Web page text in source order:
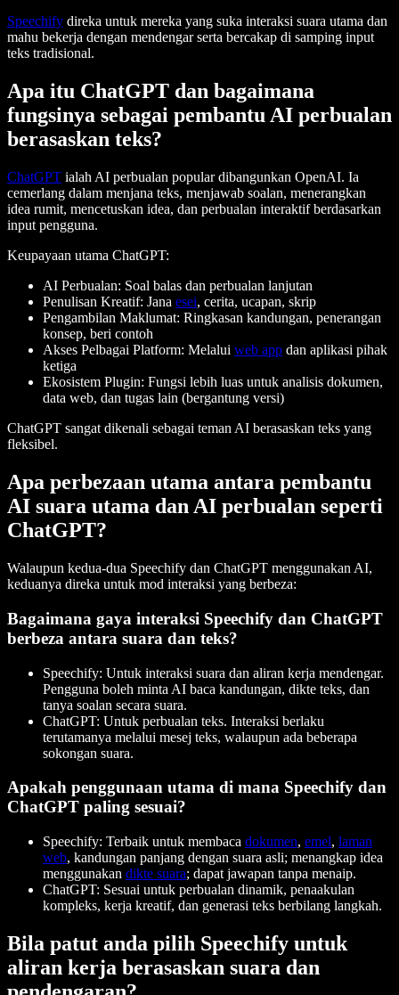
Speechify direka untuk mereka yang suka interaksi suara utama dan
mahu bekerja dengan mendengar serta bercakap di samping input
teks tradisional.
Apa itu ChatGPT dan bagaimana
fungsinya sebagai pembantu AI perbualan
berasaskan teks?
ChatGPT ialah AI perbualan popular dibangunkan OpenAI. Ia
cemerlang dalam menjana teks, menjawab soalan, menerangkan
idea rumit, mencetuskan idea, dan perbualan interaktif berdasarkan
input pengguna.
Keupayaan utama ChatGPT:
AI Perbualan: Soal balas dan perbualan lanjutan
Penulisan Kreatif: Jana esei, cerita, ucapan, skrip
Pengambilan Maklumat: Ringkasan kandungan, penerangan
konsep, beri contoh
Akses Pelbagai Platform: Melalui web app dan aplikasi pihak
ketiga
Ekosistem Plugin: Fungsi lebih luas untuk analisis dokumen,
data web, dan tugas lain (bergantung versi)
ChatGPT sangat dikenali sebagai teman AI berasaskan teks yang
fleksibel.
Apa perbezaan utama antara pembantu
AI suara utama dan AI perbualan seperti
ChatGPT?
Walaupun kedua-dua Speechify dan ChatGPT menggunakan AI,
keduanya direka untuk mod interaksi yang berbeza:
Bagaimana gaya interaksi Speechify dan ChatGPT
berbeza antara suara dan teks?
Speechify: Untuk interaksi suara dan aliran kerja mendengar.
Pengguna boleh minta AI baca kandungan, dikte teks, dan
tanya soalan secara suara.
ChatGPT: Untuk perbualan teks. Interaksi berlaku
terutamanya melalui mesej teks, walaupun ada beberapa
sokongan suara.
Apakah penggunaan utama di mana Speechify dan
ChatGPT paling sesuai?
Speechify: Terbaik untuk membaca dokumen, emel, laman
web, kandungan panjang dengan suara asli; menangkap idea
menggunakan dikte suara; dapat jawapan tanpa menaip.
ChatGPT: Sesuai untuk perbualan dinamik, penaakulan
kompleks, kerja kreatif, dan generasi teks berbilang langkah.
Bila patut anda pilih Speechify untuk
aliran kerja berasaskan suara dan